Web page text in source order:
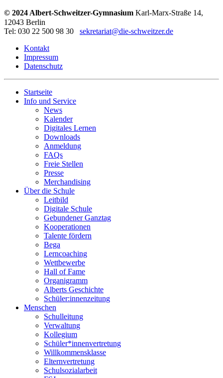
© 2024 Albert-Schweitzer-Gymnasium Karl-Marx-Straße 14,
12043 Berlin
Tel: 030 22 500 98 30 sekretariat@die-schweitzer.de
Kontakt
Impressum
Datenschutz
Startseite
Info und Service
News
Kalender
Digitales Lernen
Downloads
Anmeldung
FAQs
Freie Stellen
Presse
Merchandising
Über die Schule
Leitbild
Digitale Schule
Gebundener Ganztag
Kooperationen
Talente fördern
Bega
Lerncoaching
Wettbewerbe
Hall of Fame
Organigramm
Alberts Geschichte
Schüler:innenzeitung
Menschen
Schulleitung
Verwaltung
Kollegium
Schüler*innenvertretung
Willkommensklasse
Elternvertretung
Schulsozialarbeit